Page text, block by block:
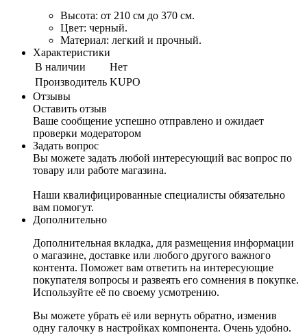
Высота: от 210 см до 370 см.
Цвет: черный.
Материал: легкий и прочный.
Характеристики
В наличии
Нет
Производитель KUPO
Отзывы
Оставить отзыв
Ваше сообщение успешно отправлено и ожидает
проверки модератором
Задать вопрос
Вы можете задать любой интересующий вас вопрос по
товару или работе магазина.
Наши квалифицированные специалисты обязательно
вам помогут.
Дополнительно
Дополнительная вкладка, для размещения информации
о магазине, доставке или любого другого важного
контента. Поможет вам ответить на интересующие
покупателя вопросы и развеять его сомнения в покупке.
Используйте её по своему усмотрению.
Вы можете убрать её или вернуть обратно, изменив
одну галочку в настройках компонента. Очень удобно.